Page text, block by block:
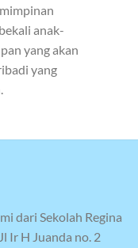
anak-
yang akan
yang
dari Sekolah Regina
Ir H Juanda no. 2